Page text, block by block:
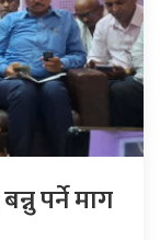
पर्ने माग